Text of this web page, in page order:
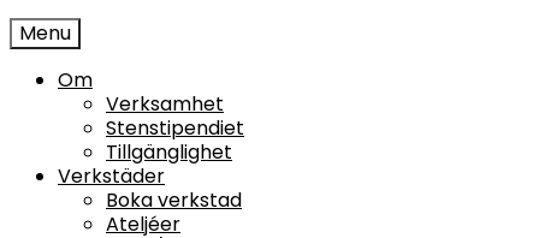
Menu
Om
Verksamhet
Stenstipendiet
Tillgänglighet
Verkstäder
Boka verkstad
Ateljéer